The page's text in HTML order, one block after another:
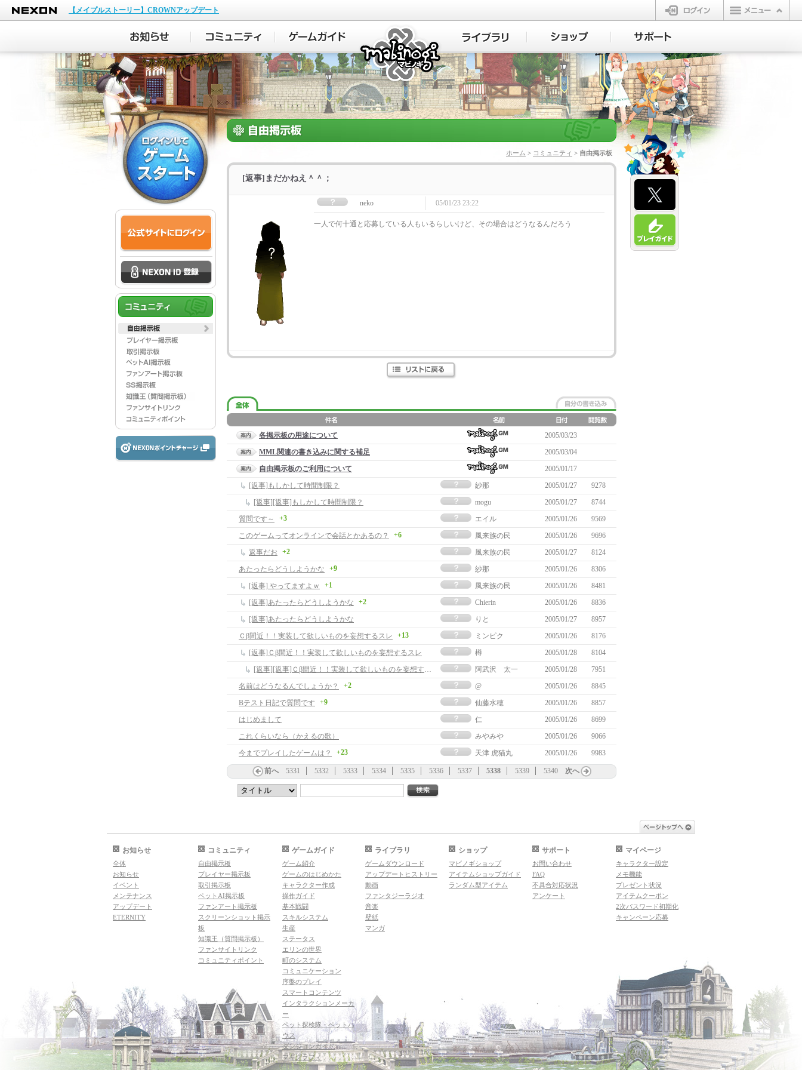
NEXON
【メイプルストーリー】CROWNアップデート
ログイン
マビノギ
ホーム > コミュニティ > 自由掲示板
[返事]まだかねえ＾＾；
neko 05/01/23 23:22
一人で何十通と応募している人もいるらしいけど、その場合はどうなるんだろう
各掲示板の用途について
2005/03/23
MML関連の書き込みに関する補足
2005/03/04
自由掲示板のご利用について
2005/01/17
[返事]もしかして時間制限？
紗那 2005/01/27
9278
[返事][返事]もしかして時間制限？
mogu 2005/01/27
8744
質問です～
+3 エイル 2005/01/26
9569
このゲームってオンラインで会話とかあるの？
+6 風来族の民 2005/01/26
9696
返事だお
+2 風来族の民 2005/01/27
8124
あたったらどうしようかな
+9 紗那 2005/01/26
8306
[返事] やってますよｗ
+1 風来族の民 2005/01/26
8481
[返事]あたったらどうしようかな
+2 Chierin 2005/01/26
8836
[返事]あたったらどうしようかな
りと 2005/01/27
8957
Ｃβ間近！！実装して欲しいものを妄想するスレ
+13 ミンピク 2005/01/26
8176
[返事]Ｃβ間近！！実装して欲しいものを妄想するスレ
樽 2005/01/28
8104
[返事][返事]Ｃβ間近！！実装して欲しいものを妄想するスレ
阿武沢 太一 2005/01/28
7951
名前はどうなるんでしょうか？
+2 @ 2005/01/26
8845
Bテスト日記で質問です
+9 仙藤水穂 2005/01/26
8857
はじめまして
仁 2005/01/26
8699
これくらいなら（かえるの歌）
みやみや 2005/01/26
9066
今までプレイしたゲームは？
+23 天津 虎猫丸 2005/01/26 9983
前へ 5331 5332 5333 5334 5335 5336 5337 5338 5339 5340 次へ
お知らせ
全体
お知らせ
イベント
メンテナンス
アップデート
ETERNITY
コミュニティ
自由掲示板
プレイヤー掲示板
取引掲示板
ペットAI掲示板
ファンアート掲示板
スクリーンショット掲示
板
知識王（質問掲示板）
ファンサイトリンク
コミュニティポイント
ゲームガイド
ゲーム紹介
ゲームのはじめかた
キャラクター作成
操作ガイド
基本戦闘
スキルシステム
生産
ステータス
エリンの世界
町のシステム
コミュニケーション
序盤のプレイ
スマートコンテンツ
インタラクションメーカ
ー
ペット探検隊・ペットハ
ウス
ダンジョンガイド
マギグラフィ
ライブラリ
ゲームダウンロード
アップデートヒストリー
動画
ファンタジーラジオ
音楽
壁紙
マンガ
ショップ
マビノギショップ
アイテムショップガイド
ランダム型アイテム
サポート
お問い合わせ
FAQ
不具合対応状況
アンケート
マイページ
キャラクター設定
メモ機能
プレゼント状況
アイテムクーポン
2次パスワード初期化
キャンペーン応募